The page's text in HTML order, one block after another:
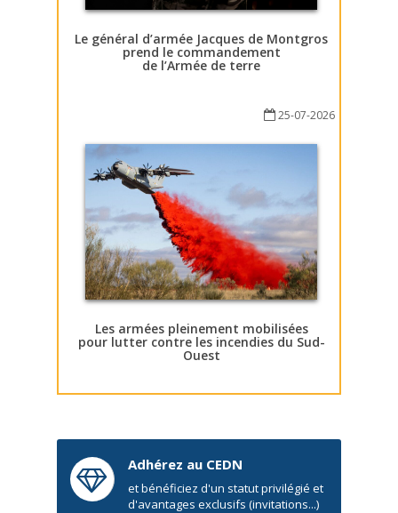
Le général d’armée Jacques de Montgros
prend le commandement
de l’Armée de terre
25-07-2026
Les armées pleinement mobilisées
pour lutter contre les incendies du Sud-
Ouest
Adhérez au CEDN
et bénéficiez d'un statut privilégié et
d'avantages exclusifs (invitations...)